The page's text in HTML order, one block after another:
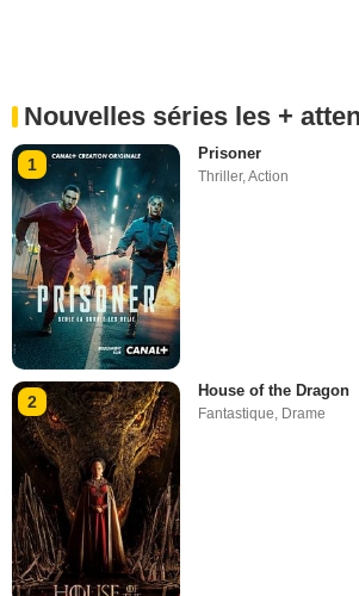
Nouvelles séries les +
1
Prisoner
Thriller,Action
2
House of the Dragon
Fantastique Drame